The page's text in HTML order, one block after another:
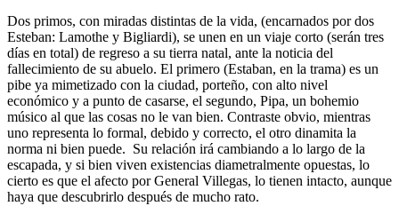
Dos primos, con miradas distintas de la vida, (encarnados por dos
Esteban: Lamothe y Bigliardi), se unen en un viaje corto (serán tres
días en total) de regreso a su tierra natal, ante la noticia del
fallecimiento de su abuelo. El primero (Estaban, en la trama) es un
pibe ya mimetizado con la ciudad, porteño, con alto nivel
económico y a punto de casarse, el segundo, Pipa, un bohemio
músico al que las cosas no le van bien. Contraste obvio, mientras
uno representa lo formal, debido y correcto, el otro dinamita la
norma ni bien puede. Su relación irá cambiando a lo largo de la
escapada, y si bien viven existencias diametralmente opuestas, lo
cierto es que el afecto por General Villegas, lo tienen intacto, aunque
haya que descubrirlo después de mucho rato.